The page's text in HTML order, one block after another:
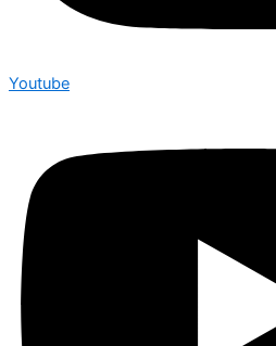
Youtube